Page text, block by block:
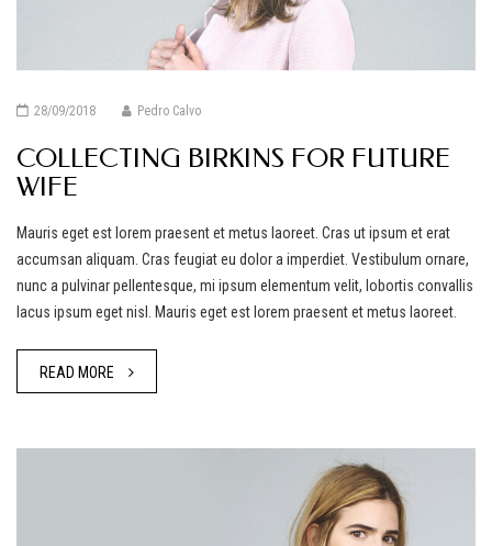
28/09/2018 Pedro Calvo
COLLECTING BIRKINS FOR FUTURE
WIFE
Mauris eget est lorem praesent et metus laoreet. Cras ut ipsum et erat
accumsan aliquam. Cras feugiat eu dolor a imperdiet. Vestibulum ornare,
nunc a pulvinar pellentesque, mi ipsum elementum velit, lobortis convallis
lacus ipsum eget nisl. Mauris eget est lorem praesent et metus laoreet.
READ MORE